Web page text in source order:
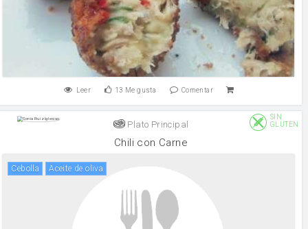
Leer 13 Me gusta Comentar
Plato Principal
SIN
GLUTEN
Chili con Carne
cebolla aceite de oliva